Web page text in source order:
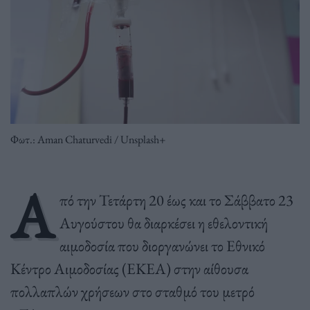
Φωτ.: Aman Chaturvedi / Unsplash+
Α πό την Τετάρτη 20 έως και το Σάββατο 23
Αυγούστου θα διαρκέσει η εθελοντική
αιμοδοσία που διοργανώνει το Εθνικό
Κέντρο Αιμοδοσίας (ΕΚΕΑ) στην αίθουσα
πολλαπλών χρήσεων στο σταθμό του μετρό